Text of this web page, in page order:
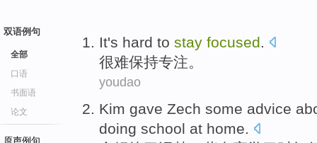
双语例句
全部
口语
书面语
论文
原声例句
It's hard to stay focused.
很难保持专注。
youdao
Kim gave Zech some advice
doing school at home.